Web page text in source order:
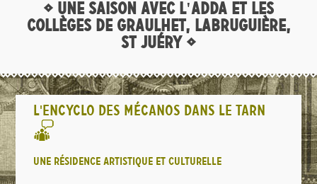
• UNE SAISON AVEC L'ADDA ET LES
COLLÈGES DE GRAULHET, LABRUGUIÈRE,
ST JUÉRY •
L'ENCYCLO DES MÉCANOS DANS LE TARN
UNE RÉSIDENCE ARTISTIQUE ET CULTURELLE